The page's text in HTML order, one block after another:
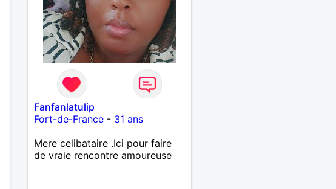
Fanfanlatulip
Fort-de-France - 31 ans
Mere celibataire .Ici pour faire
de vraie rencontre amoureuse